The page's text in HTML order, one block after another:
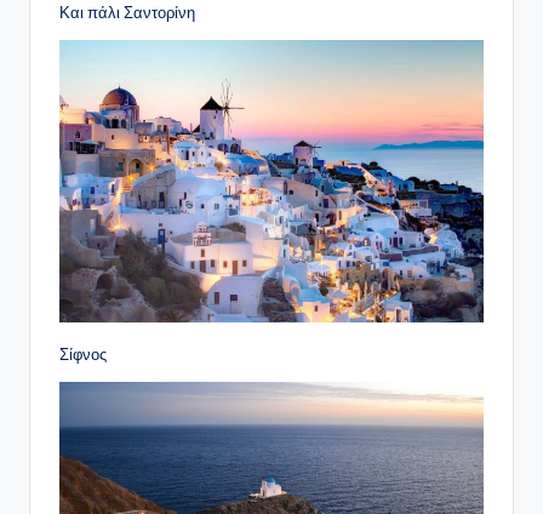
Και πάλι Σαντορίνη
Σίφνος